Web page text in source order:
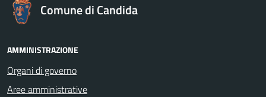
Comune di Candida
AMMINISTRAZIONE
Organi di governo
Aree amministrative